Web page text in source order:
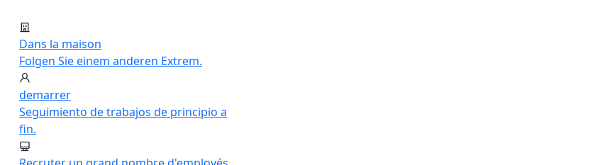
Dans la maison
Folgen Sie einem anderen Extrem.
demarrer
Seguimiento de trabajos de principio a
fin.